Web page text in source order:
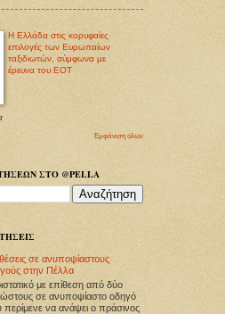
Η Ελλάδα στις κορυφαίες
επιλογές των Ευρωπαίων
ταξιδιωτών, σύμφωνα με
έρευνα του ΕΟΤ
Εμφάνιση όλων
ΣΤΟ @PELLA
σε ανυποψίαστους
στην Πέλλα
με επίθεση από δύο
σε ανυποψίαστο οδηγό
περίμενε να ανάψει ο πράσινος